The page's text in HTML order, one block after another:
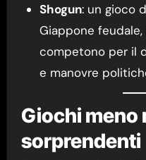
Shogun: un gioco
Giappone
competono per il
e manovre
Giochi meno
sorprendenti